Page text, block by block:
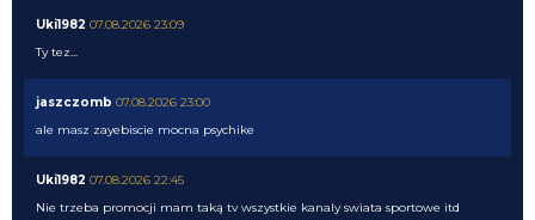
Uki1982 07.08.2026 23:09
Ty tez...
jaszczomb 07.08.2026 23:00
ale masz zayebiscie mocna psychike
Uki1982 07.08.2026 22:45
Nie trzeba promocji mam taką tv wszystkie kanaly swiata sportowe itd